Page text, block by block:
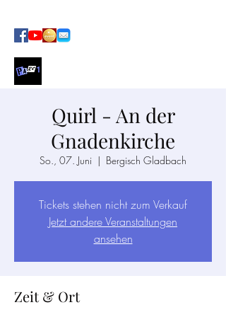
Quirl - An der
Gnadenkirche
So., 07. Juni
  |
Bergisch Gladbach
Tickets stehen nicht zum Verkauf
Jetzt andere Veranstaltungen
ansehen
Zeit & Ort